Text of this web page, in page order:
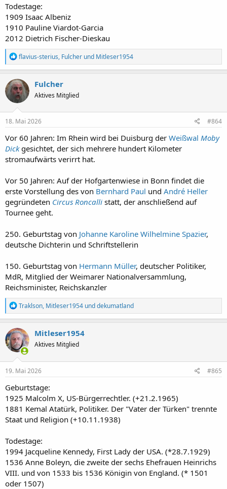
Todestage:
1909 Isaac Albeniz
1910 Pauline Viardot-Garcia
2012 Dietrich Fischer-Dieskau
R
e
a
k
t
i
o
n
e
:
flavius-sterius, Fulcher und Mitleser1954
Fulcher
Aktives Mitglied
18. Mai 2026 #864
Vor 60 Jahren: Im Rhein wird bei Duisburg der Weißwal Moby
Dickgesichtet, der sich mehrere hundert Kilometer
stromaufwärts verirrt hat.
Vor 50 Jahren: Auf der Hofgartenwiese in Bonn findet die
erste Vorstellung des von Bernhard Paul und André Heller
gegründeten Circus Roncalli statt, der anschließend auf
Tournee geht.
250. Geburtstag von Johanne Karoline Wilhelmine Spazier,
deutsche Dichterin und Schriftstellerin
150. Geburtstag von Hermann Müller, deutscher Politiker,
MdR, Mitglied der Weimarer Nationalversammlung,
Reichsminister, Reichskanzler
R
e
a
k
t
i
o
n
e
:
Traklson, Mitleser1954 unddekumatland
Mitleser1954
Aktives Mitglied
19. Mai 2026 #865
Geburtstage:
1925 Malcolm X, US-Bürgerrechtler. (+21.2.1965)
1881 Kemal Atatürk, Politiker. Der "Vater der Türken" trennte
Staat und Religion (+10.11.1938)
Todestage:
1994 Jacqueline Kennedy, First Lady der USA. (*28.7.1929)
1536 Anne Boleyn, die zweite der sechs Ehefrauen Heinrichs
VIII. und von 1533 bis 1536 Königin von England. (* 1501
oder 1507)